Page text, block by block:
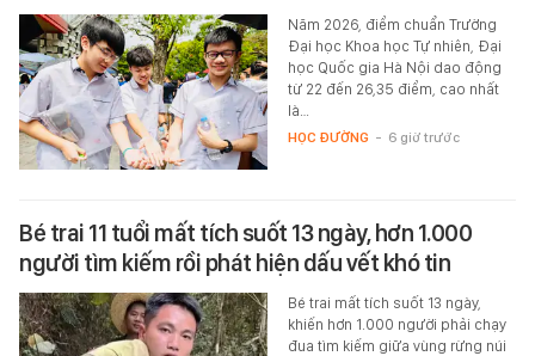
Năm 2026, điểm chuẩn Trường
Đại học Khoa học Tự nhiên, Đại
học Quốc gia Hà Nội dao động
từ 22 đến 26,35 điểm, cao nhất
là…
HỌC ĐƯỜNG - 6 giờ trước
Bé trai 11 tuổi mất tích suốt 13 ngày, hơn 1.000
người tìm kiếm rồi phát hiện dấu vết khó tin
Bé trai mất tích suốt 13 ngày,
khiến hơn 1.000 người phải chạy
đua tìm kiếm giữa vùng rừng núi